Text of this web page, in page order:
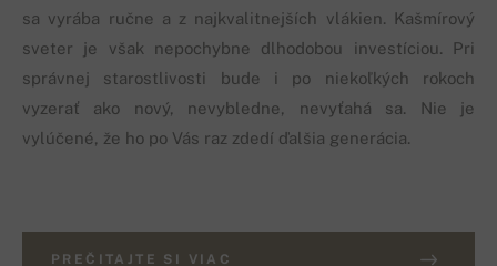
sa vyrába ručne a z najkvalitnejších vlákien. Kašmírový
sveter je však nepochybne dlhodobou investíciou. Pri
správnej starostlivosti bude i po niekoľkých rokoch
vyzerať ako nový, nevybledne, nevyťahá sa. Nie je
vylúčené, že ho po Vás raz zdedí ďalšia generácia.
PREČITAJTE SI VIAC